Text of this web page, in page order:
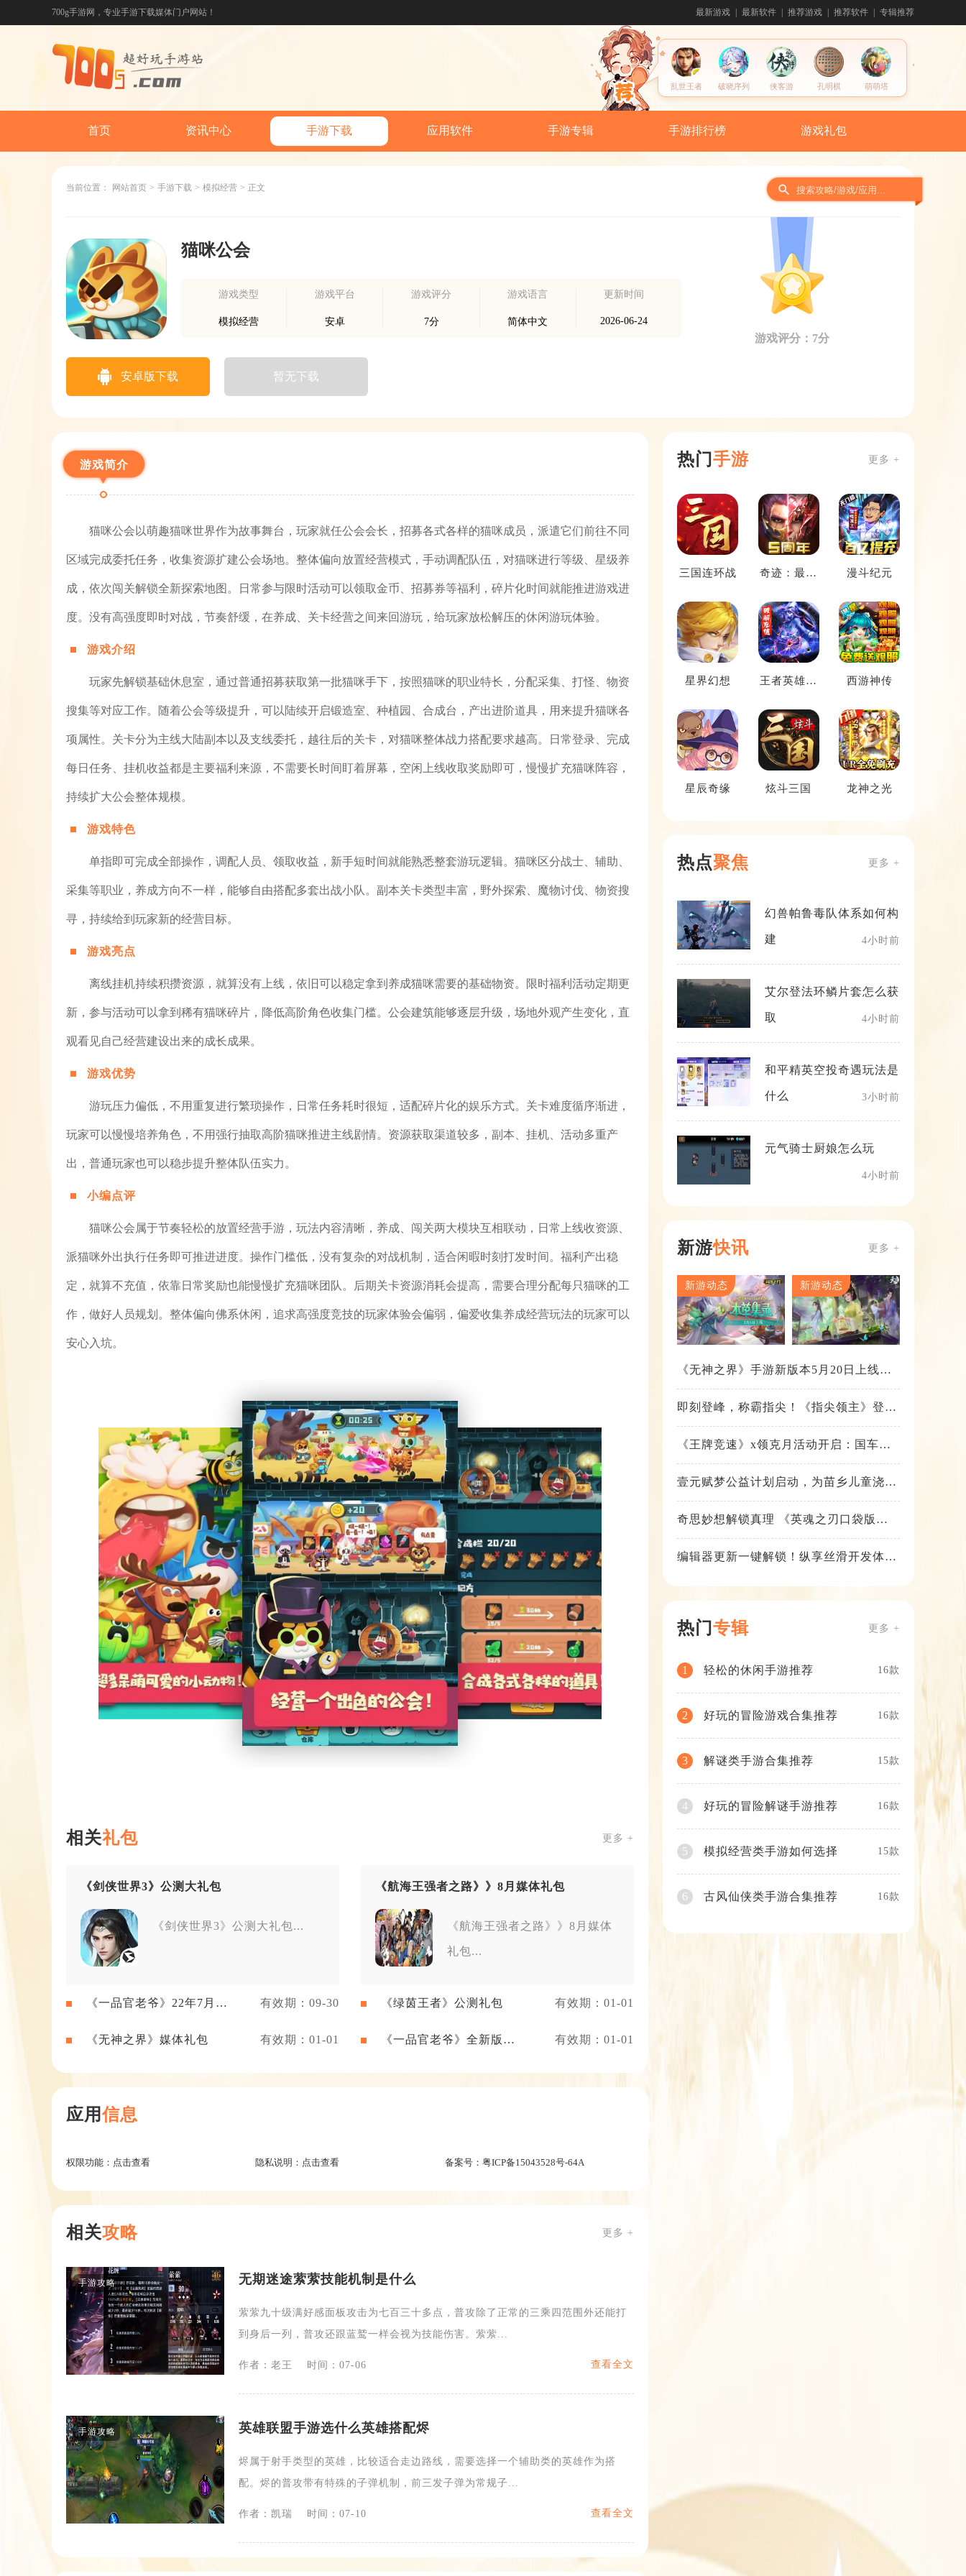
700g手游网，专业手游下载媒体门户网站！ 最新游戏 最新软件 推荐游戏 推荐软件 专辑推荐
乱世王者 破晓序列 侠客游 孔明棋 萌萌塔
首页 资讯中心 手游下载 应用软件 手游专辑 手游排行榜 游戏礼包
当前位置： 网站首页 > 手游下载 > 模拟经营 > 正文
猫咪公会
游戏类型
模拟经营
游戏平台
安卓
游戏评分
7分
游戏语言
简体中文
更新时间
2026-06-24
游戏评分：7分
安卓版下载 暂无下载
游戏简介
猫咪公会以萌趣猫咪世界作为故事舞台，玩家就任公会会长，招募各式各样的猫咪成员，派遣它们前往不同
区域完成委托任务，收集资源扩建公会场地。整体偏向放置经营模式，手动调配队伍，对猫咪进行等级、星级养
成，依次闯关解锁全新探索地图。日常参与限时活动可以领取金币、招募券等福利，碎片化时间就能推进游戏进
度。没有高强度即时对战，节奏舒缓，在养成、关卡经营之间来回游玩，给玩家放松解压的休闲游玩体验。
游戏介绍
玩家先解锁基础休息室，通过普通招募获取第一批猫咪手下，按照猫咪的职业特长，分配采集、打怪、物资
搜集等对应工作。随着公会等级提升，可以陆续开启锻造室、种植园、合成台，产出进阶道具，用来提升猫咪各
项属性。关卡分为主线大陆副本以及支线委托，越往后的关卡，对猫咪整体战力搭配要求越高。日常登录、完成
每日任务、挂机收益都是主要福利来源，不需要长时间盯着屏幕，空闲上线收取奖励即可，慢慢扩充猫咪阵容，
持续扩大公会整体规模。
游戏特色
单指即可完成全部操作，调配人员、领取收益，新手短时间就能熟悉整套游玩逻辑。猫咪区分战士、辅助、
采集等职业，养成方向不一样，能够自由搭配多套出战小队。副本关卡类型丰富，野外探索、魔物讨伐、物资搜
寻，持续给到玩家新的经营目标。
游戏亮点
离线挂机持续积攒资源，就算没有上线，依旧可以稳定拿到养成猫咪需要的基础物资。限时福利活动定期更
新，参与活动可以拿到稀有猫咪碎片，降低高阶角色收集门槛。公会建筑能够逐层升级，场地外观产生变化，直
观看见自己经营建设出来的成长成果。
游戏优势
游玩压力偏低，不用重复进行繁琐操作，日常任务耗时很短，适配碎片化的娱乐方式。关卡难度循序渐进，
玩家可以慢慢培养角色，不用强行抽取高阶猫咪推进主线剧情。资源获取渠道较多，副本、挂机、活动多重产
出，普通玩家也可以稳步提升整体队伍实力。
小编点评
猫咪公会属于节奏轻松的放置经营手游，玩法内容清晰，养成、闯关两大模块互相联动，日常上线收资源、
派猫咪外出执行任务即可推进进度。操作门槛低，没有复杂的对战机制，适合闲暇时刻打发时间。福利产出稳
定，就算不充值，依靠日常奖励也能慢慢扩充猫咪团队。后期关卡资源消耗会提高，需要合理分配每只猫咪的工
作，做好人员规划。整体偏向佛系休闲，追求高强度竞技的玩家体验会偏弱，偏爱收集养成经营玩法的玩家可以
安心入坑。
相关礼包 更多 +
《剑侠世界3》公测大礼包
《剑侠世界3》公测大礼包...
《航海王强者之路》》8月媒体礼包
《航海王强者之路》》8月媒体
礼包...
《一品官老爷》22年7月新
有效期：09-30 《绿茵王者》公测礼包 有效期：01-01
《无神之界》媒体礼包 有效期：01-01
《一品官老爷》全新版本
有效期：01-01
应用信息
权限功能： 点击查看 隐私说明： 点击查看 备案号： 粤ICP备15043528号-64A
相关攻略 更多 +
手游攻略 无期迷途萦萦技能机制是什么
萦萦九十级满好感面板攻击为七百三十多点，普攻除了正常的三乘四范围外还能打
到身后一列，普攻还跟蓝鹫一样会视为技能伤害。萦萦...
作者：老王 时间：07-06 查看全文
手游攻略 英雄联盟手游选什么英雄搭配烬
烬属于射手类型的英雄，比较适合走边路线，需要选择一个辅助类的英雄作为搭
配。烬的普攻带有特殊的子弹机制，前三发子弹为常规子...
作者：凯瑞 时间：07-10 查看全文
热门手游 更多 +
三国连环战
奇迹：最强
漫斗纪元
星界幻想
王者英雄之
西游神传
星辰奇缘 炫斗三国 龙神之光
热点聚焦 更多 +
幻兽帕鲁毒队体系如何构
建 4小时前
艾尔登法环鳞片套怎么获
取 4小时前
和平精英空投奇遇玩法是
什么 3小时前
元气骑士厨娘怎么玩
4小时前
新游快讯 更多 +
新游动态 新游动态
《无神之界》手游新版本5月20日上线，
即刻登峰，称霸指尖！《指尖领主》登峰
《王牌竞速》x领克月活动开启：国车喜
壹元赋梦公益计划启动，为苗乡儿童浇筑
奇思妙想解锁真理 《英魂之刃口袋版》
编辑器更新一键解锁！纵享丝滑开发体
热门专辑 更多 +
1 轻松的休闲手游推荐 16款
2 好玩的冒险游戏合集推荐 16款
3 解谜类手游合集推荐 15款
4 好玩的冒险解谜手游推荐 16款
5 模拟经营类手游如何选择 15款
6 古风仙侠类手游合集推荐 16款